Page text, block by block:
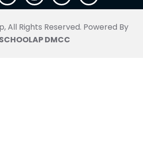
All Rights Reserved. Powered By
SCHOOLAP DMCC